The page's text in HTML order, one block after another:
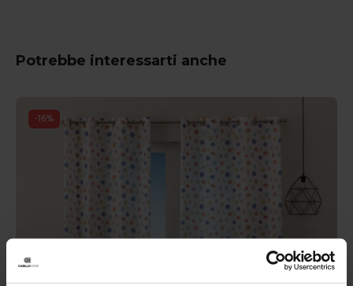
Potrebbe interessarti anche
-16%